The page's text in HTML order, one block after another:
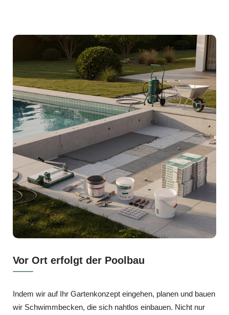
Vor Ort erfolgt der Poolbau
Indem wir auf Ihr Gartenkonzept eingehen, planen und bauen
wir Schwimmbecken, die sich nahtlos einbauen. Nicht nur